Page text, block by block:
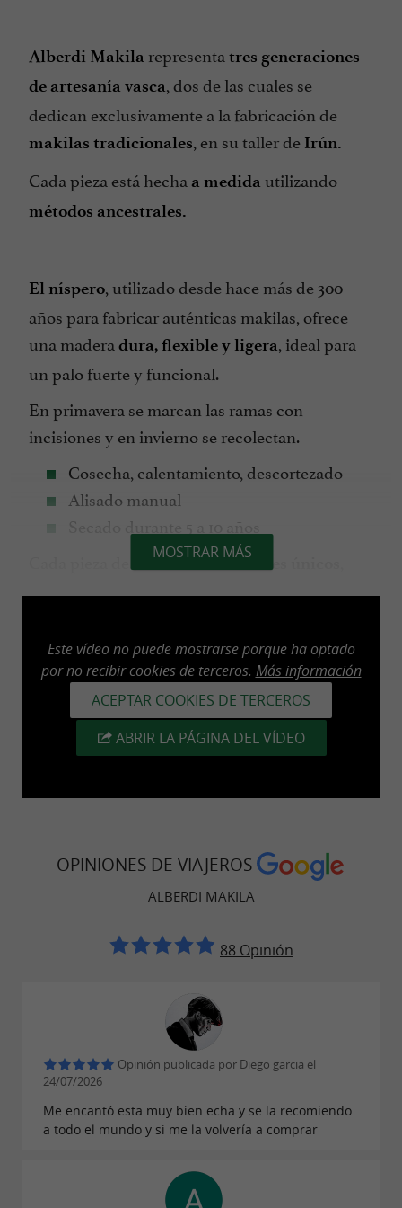
Alberdi Makila representa tres generaciones
de artesanía vasca, dos de las cuales se
dedican exclusivamente a la fabricación de
makilas tradicionales, en su taller de Irún.
Cada pieza está hecha a medida utilizando
métodos ancestrales.
El níspero, utilizado desde hace más de 300
años para fabricar auténticas makilas, ofrece
una madera dura, flexible y ligera, ideal para
un palo fuerte y funcional.
En primavera se marcan las ramas con
incisiones y en invierno se recolectan.
Cosecha, calentamiento, descortezado
Alisado manual
Secado durante 5 a 10 años
Cada pieza de madera tienerelieves únicos
haciendo que cada makila sea verdaderamente
Las makilas Alberdi están hechas a mano con:
Madera de níspero envejecida
Pomode cuernopulido
vascos
de acero
Tamaño adaptado a la estatura
visitar su taller
Alberdi Makila, un referente en cuanto a
makilas artesanales y auténticas.
MOSTRAR MÁS
Este vídeo no puede mostrarse porque ha optado
por no recibir cookies de terceros. Más información
ACEPTAR COOKIES DE TERCEROS
ABRIR LA PÁGINA DEL VÍDEO
OPINIONES DE VIAJEROS
ALBERDI MAKILA
88 Opinión
Opinión publicada por Diego garcia el
24/07/2026
Me encantó esta muy bien echa y se la recomiendo
a todo el mundo y si me la volvería a comprar